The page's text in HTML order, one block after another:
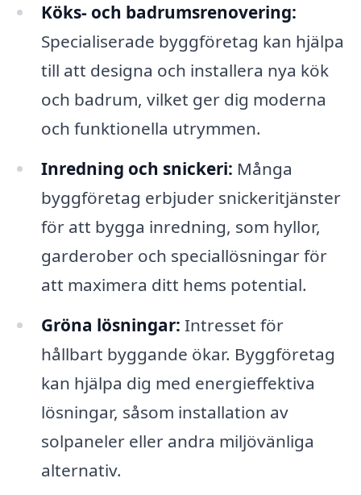
Köks- och badrumsrenovering:
Specialiserade byggföretag kan hjälpa
till att designa och installera nya kök
och badrum, vilket ger dig moderna
och funktionella utrymmen.
Inredning och snickeri: Många
byggföretag erbjuder snickeritjänster
för att bygga inredning, som hyllor,
garderober och speciallösningar för
att maximera ditt hems potential.
Gröna lösningar: Intresset för
hållbart byggande ökar. Byggföretag
kan hjälpa dig med energieffektiva
lösningar, såsom installation av
solpaneler eller andra miljövänliga
alternativ.